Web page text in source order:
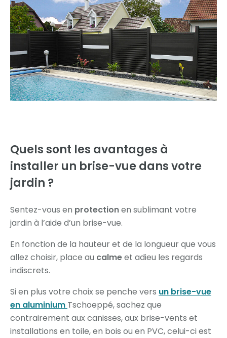
Quels sont les avantages à
installer un brise-vue dans votre
jardin ?
Sentez-vous en protectionen sublimant votre
jardin à l’aide d’un brise-vue.
En fonction de la hauteur et de la longueur que vous
allez choisir, place au calmeet adieu les regards
indiscrets.
Si en plus votre choix se penche vers un brise-vue
en aluminium Tschoeppé, sachez que
contrairement aux canisses, aux brise-vents et
installations en toile, en bois ou en PVC, celui-ci est